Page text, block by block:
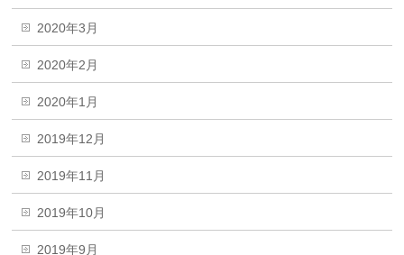
2020年3月
2020年2月
2020年1月
2019年12月
2019年11月
2019年10月
2019年9月